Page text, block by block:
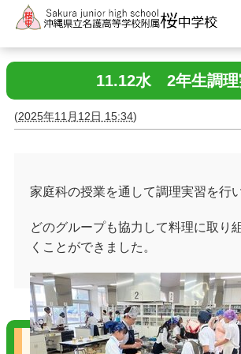
11.12水 2年生調理
(2025年11月12日 15:34)
家庭科の授業を通して調理実習を行
どのグループも協力して料理に取り
くことができました。